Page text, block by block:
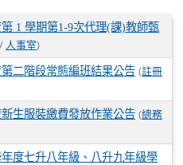
第 1 學期第1-9次代理(課)教師甄
人事室)
第二階段常態編班結果公告 (註冊
新生服裝繳費發放作業公告 (總務
年度七升八年級、八升九年級學